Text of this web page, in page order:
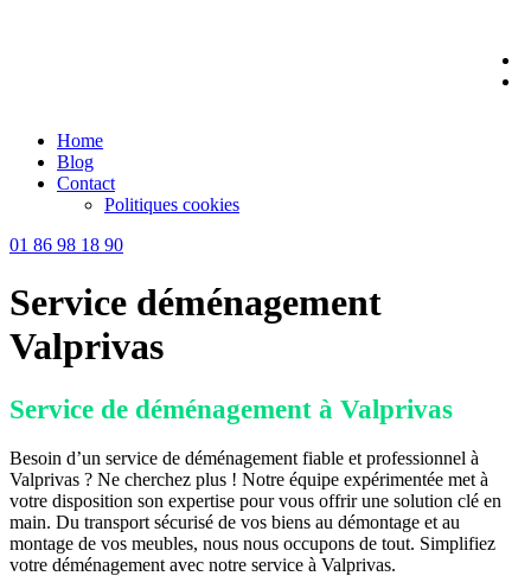
Home
Blog
Contact
Politiques cookies
01 86 98 18 90
Service déménagement
Valprivas
Service de déménagement à Valprivas
Besoin d’un service de déménagement fiable et professionnel à
Valprivas ? Ne cherchez plus ! Notre équipe expérimentée met à
votre disposition son expertise pour vous offrir une solution clé en
main. Du transport sécurisé de vos biens au démontage et au
montage de vos meubles, nous nous occupons de tout. Simplifiez
votre déménagement avec notre service à Valprivas.